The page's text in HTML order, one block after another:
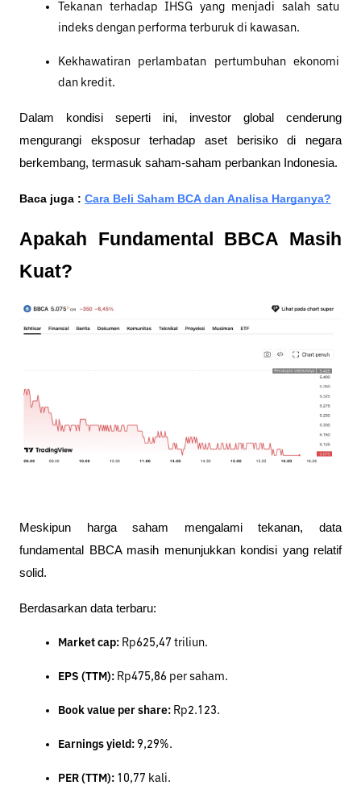
Tekanan terhadap IHSG yang menjadi salah satu
indeks dengan performa terburuk di kawasan.
Kekhawatiran perlambatan pertumbuhan ekonomi
dan kredit.
Dalam kondisi seperti ini, investor global cenderung
mengurangi eksposur terhadap aset berisiko di negara
berkembang, termasuk saham-saham perbankan Indonesia.
Baca juga : Cara Beli Saham BCA dan Analisa Harganya?
Apakah Fundamental BBCA Masih
Kuat?
Meskipun harga saham mengalami tekanan, data
fundamental BBCA masih menunjukkan kondisi yang relatif
solid.
Berdasarkan data terbaru:
Market cap: Rp625,47 triliun.
EPS (TTM): Rp475,86 per saham.
Book value per share: Rp2.123.
Earnings yield: 9,29%.
PER (TTM): 10,77 kali.